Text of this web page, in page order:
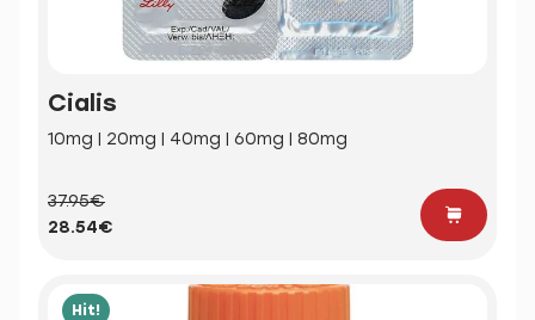
Cialis
10mg | 20mg | 40mg | 60mg | 80mg
37.95€
28.54€
Hit!